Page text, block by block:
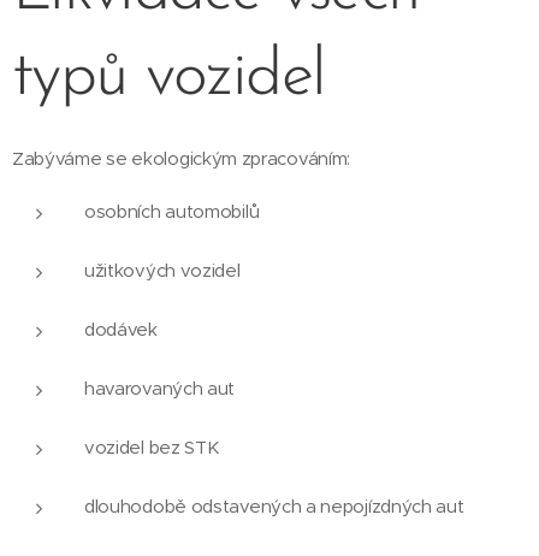
typů vozidel
Zabýváme se ekologickým zpracováním:
osobních automobilů
užitkových vozidel
dodávek
havarovaných aut
vozidel bez STK
dlouhodobě odstavených a nepojízdných aut